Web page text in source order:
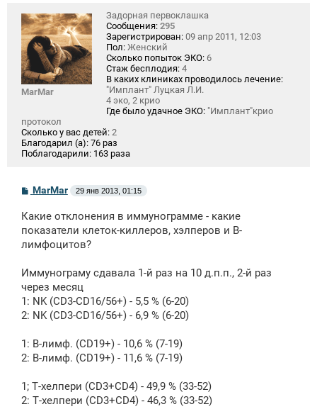
MarMar
Задорная первоклашка
Сообщения: 295
Зарегистрирован: 09 апр 2011, 12:03
Пол: Женский
Сколько попыток ЭКО: 6
Стаж бесплодия: 4
В каких клиниках проводилось лечение:
"Имплант" Луцкая Л.И.
4 эко, 2 крио
Где было удачное ЭКО: "Имплант"крио
протокол
Сколько у вас детей: 2
Благодарил (а): 76 раз
Поблагодарили: 163 раза
С
б
щ
н
MarMar 29 янв 2013, 01:15
Какие отклонения в иммунограмме - какие
показатели клеток-киллеров, хэлперов и В-
лимфоцитов?
Иммунограму сдавала 1-й раз на 10 д.п.п., 2-й раз
через месяц
1: NK (CD3-CD16/56+) - 5,5 % (6-20)
2: NK (CD3-CD16/56+) - 6,9 % (6-20)
1: В-лимф. (CD19+) - 10,6 % (7-19)
2: В-лимф. (CD19+) - 11,6 % (7-19)
1; Т-хелпери (CD3+CD4) - 49,9 % (33-52)
2: Т-хелпери (CD3+CD4) - 46,3 % (33-52)